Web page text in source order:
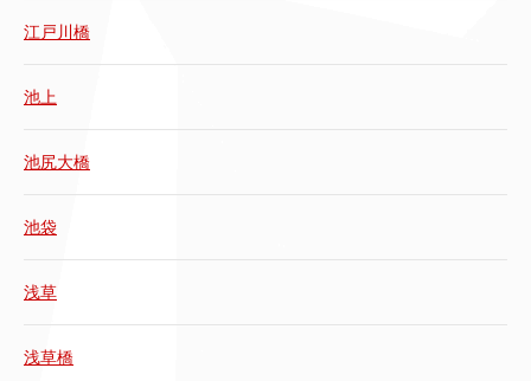
江戸川橋
池上
池尻大橋
池袋
浅草
浅草橋